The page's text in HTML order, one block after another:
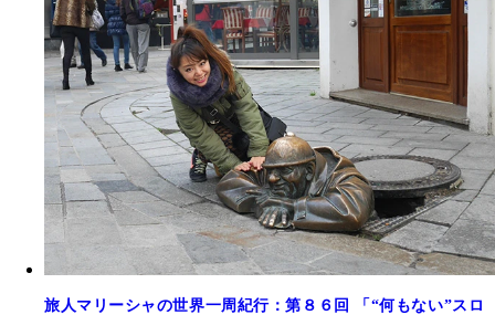
旅人マリーシャの世界一周紀行：第８６回 「“何もない”スロ